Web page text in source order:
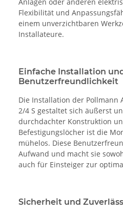
Flexibilität und
einem unverzichtbaren
Installateure.
Einfache Installation
Benutzerfreundlichkeit
Die Installation der Pollmann
2/4 S gestaltet sich äußerst
durchdachter Konstruktion
Befestigungslöcher ist die
mühelos. Diese
Aufwand und macht sie
auch für Einsteiger zur
Sicherheit und